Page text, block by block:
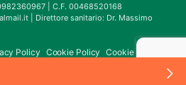
| C.F. 00468520168
| Direttore sanitario: Dr. Massimo
Policy Cookie Policy Cookie Consent